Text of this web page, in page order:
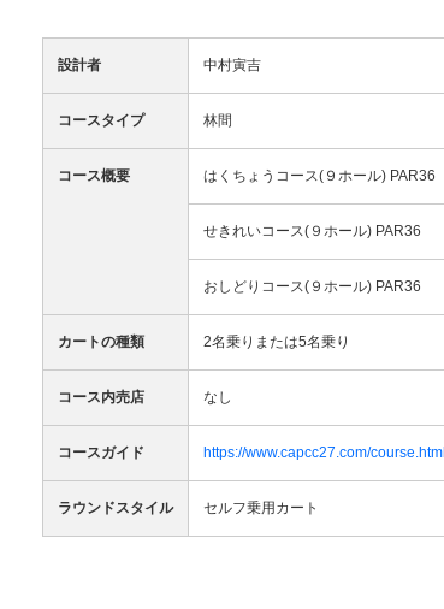
設計者 中村寅吉
コースタイプ 林間
コース概要 はくちょうコース(９ホール) PAR36
せきれいコース(９ホール) PAR36
おしどりコース(９ホール) PAR36
カートの種類 2名乗りまたは5名乗り
コース内売店 なし
コースガイド https://www.capcc27.com/course.html
ラウンドスタイル セルフ乗用カート